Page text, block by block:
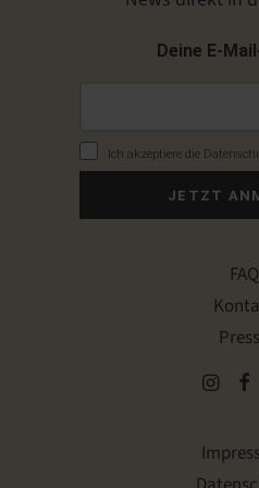
FAQ
Deine E-
Ich akzeptiere die
JETZT